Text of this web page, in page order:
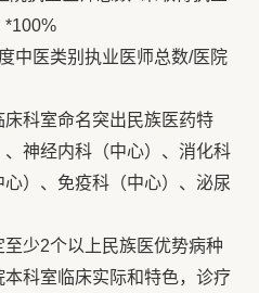
*100%
医类别执业医师总数/医院
科室命名突出民族医药特
神经内科（中心）、消化科
心）、免疫科（中心）、泌尿
少2个以上民族医优势病种
科室临床实际和特色，诊疗